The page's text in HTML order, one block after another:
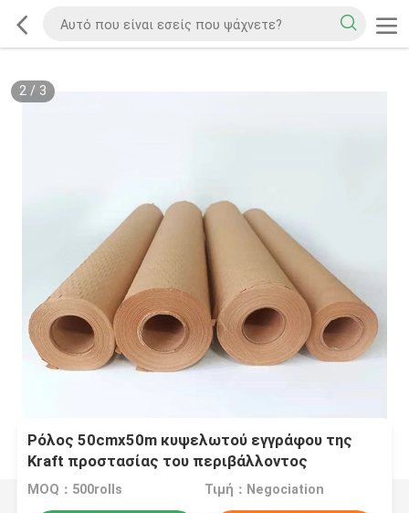
2/ 3
Ρόλος 50cmx50m κυψελωτού εγγράφου της
Kraft προστασίας του περιβάλλοντος
MOQ：500rolls Τιμή：Negociation